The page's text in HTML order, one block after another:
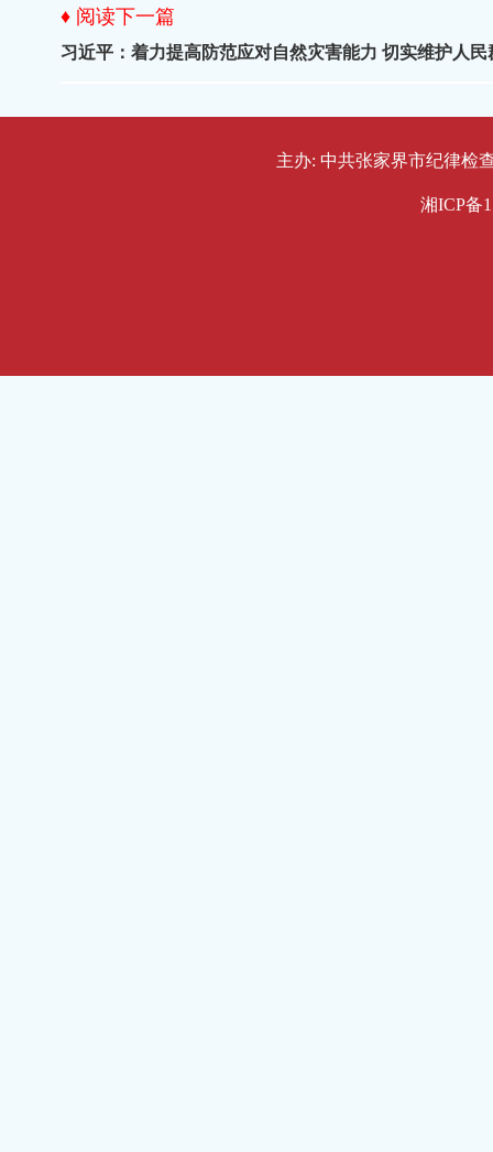
♦ 阅读下一篇
习近平：着力提高防范应对自然灾害能力 切实维护人
主办: 中共张家界市纪律检
湘ICP备